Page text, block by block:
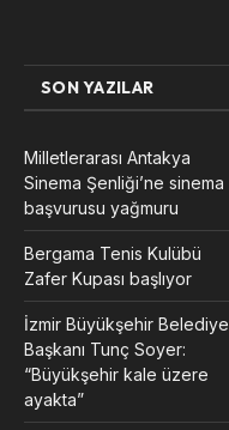
SON YAZILAR
Milletlerarası Antakya
Sinema Şenliği’ne sinema
başvurusu yağmuru
Bergama Tenis Kulübü
Zafer Kupası başlıyor
İzmir Büyükşehir Belediye
Başkanı Tunç Soyer:
“Büyükşehir kale üzere
ayakta”